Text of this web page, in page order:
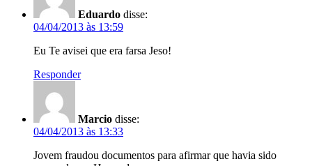
Eduardo disse:
04/04/2013 às 13:59
Eu Te avisei que era farsa Jeso!
Responder
Marcio disse:
04/04/2013 às 13:33
Jovem fraudou documentos para afirmar que havia sido